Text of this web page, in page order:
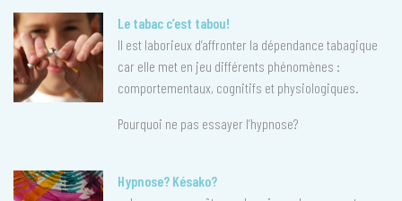
Le tabac c’est tabou!
Il est laborieux d’affronter la dépendance tabagique
car elle met en jeu différents phénomènes :
comportementaux, cognitifs et physiologiques.
Pourquoi ne pas essayer l’hypnose?
Hypnose? Késako?